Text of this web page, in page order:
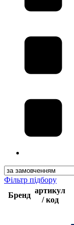
Фільтр підбору
Бренд
артикул
/ код